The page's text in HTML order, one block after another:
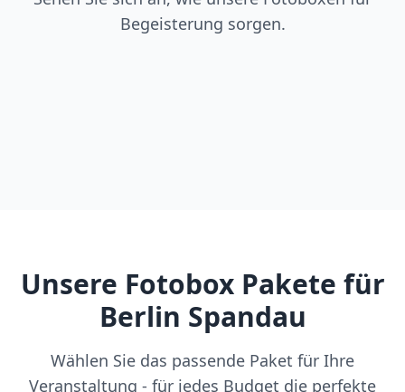
Begeisterung sorgen.
Unsere Fotobox Pakete für
Berlin Spandau
Wählen Sie das passende Paket für Ihre
Veranstaltung - für jedes Budget die perfekte